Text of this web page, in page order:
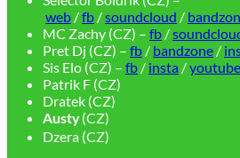
web /fb /soundcloud /
MC Zachy (CZ) – fb /
Pret Dj (CZ) – fb / bandzone /
Sis Elo (CZ) – fb / insta /youtube
Patrik F (CZ)
Dratek (CZ)
Austy(CZ)
Dzera (CZ)